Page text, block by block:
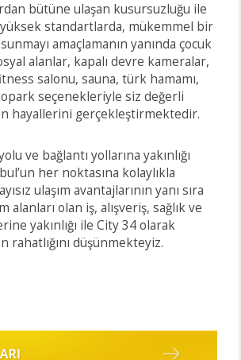
bütüne ulaşan kusursuzluğu ile
standartlarda, mükemmel bir
sunmayı amaçlamanın yanında çocuk
alanlar, kapalı devre kameralar,
salonu, sauna, türk hamamı,
seçenekleriyle siz değerli
hayallerini gerçekleştirmektedir.
ve bağlantı yollarına yakınlığı
her noktasına kolaylıkla
ulaşım avantajlarının yanı sıra
alanları olan iş, alışveriş, sağlık ve
yakınlığı ile City 34 olarak
rahatlığını düşünmekteyiz.